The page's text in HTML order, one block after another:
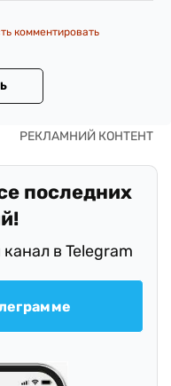
комментировать
последних
в Telegram